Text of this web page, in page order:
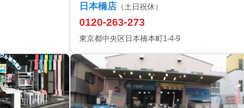
日本橋店 （土日祝休）
0120-263-273
東京都中央区日本橋本町1-4-9